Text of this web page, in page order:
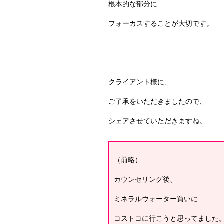
根本的な部分に
フォーカスすることが大切です。
クライアント様に、
ご了承をいただきましたので、
シェアさせていただきますね。
（前略）
カウンセリング後、
ミネラルウォーター買いに
コストコに行こうと思ってました